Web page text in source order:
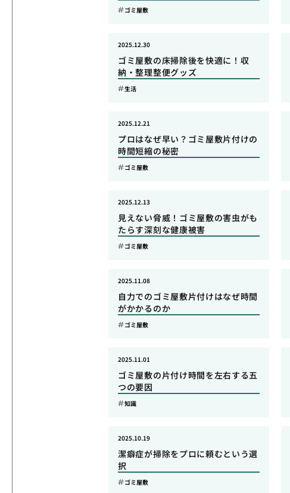
ゴミ屋敷
ゴミ屋敷の床掃除後を快適に！収
納・整理整便グッズ
2025.12.30
生活
プロはなぜ早い？ゴミ屋敷片付けの
時間短縮の秘密
2025.12.21
ゴミ屋敷
見えない脅威！ゴミ屋敷の害虫がも
たらす深刻な健康被害
2025.12.13
ゴミ屋敷
自力でのゴミ屋敷片付けはなぜ時間
がかかるのか
2025.11.08
ゴミ屋敷
ゴミ屋敷の片付け時間を左右する五
つの要因
2025.11.01
知識
潔癖症が掃除をプロに頼むという選
択
2025.10.19
ゴミ屋敷